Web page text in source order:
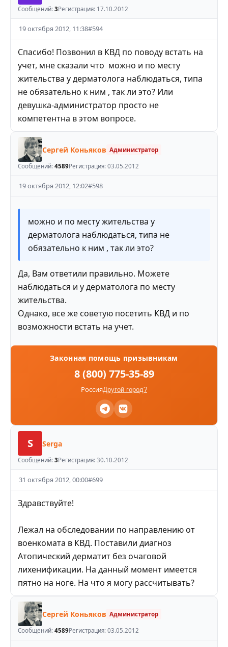
Сообщений: 3Регистрация: 17.10.2012
19 октября 2012, 11:38#594
Спасибо! Позвонил в КВД по поводу встать на
учет, мне сказали что можно и по месту
жительства у дерматолога наблюдаться, типа
не обязательно к ним , так ли это? Или
девушка-администратор просто не
компетентна в этом вопросе.
Сергей Коньяков Администратор
Сообщений: 4589Регистрация: 03.05.2012
19 октября 2012, 12:02#598
можно и по месту жительства у
дерматолога наблюдаться, типа не
обязательно к ним , так ли это?
Да, Вам ответили правильно. Можете
наблюдаться и у дерматолога по месту
жительства.
Однако, все же советую посетить КВД и по
возможности встать на учет.
Законная помощь призывникам
8 (800) 775-35-89
РоссияДругой город?
S Serga
Сообщений: 3Регистрация: 30.10.2012
31 октября 2012, 00:00#699
Здравствуйте!
Лежал на обследовании по направлению от
военкомата в КВД. Поставили диагноз
Атопический дерматит без очаговой
лихенификации. На данный момент имеется
пятно на ноге. На что я могу рассчитывать?
Сергей Коньяков Администратор
Сообщений: 4589Регистрация: 03.05.2012